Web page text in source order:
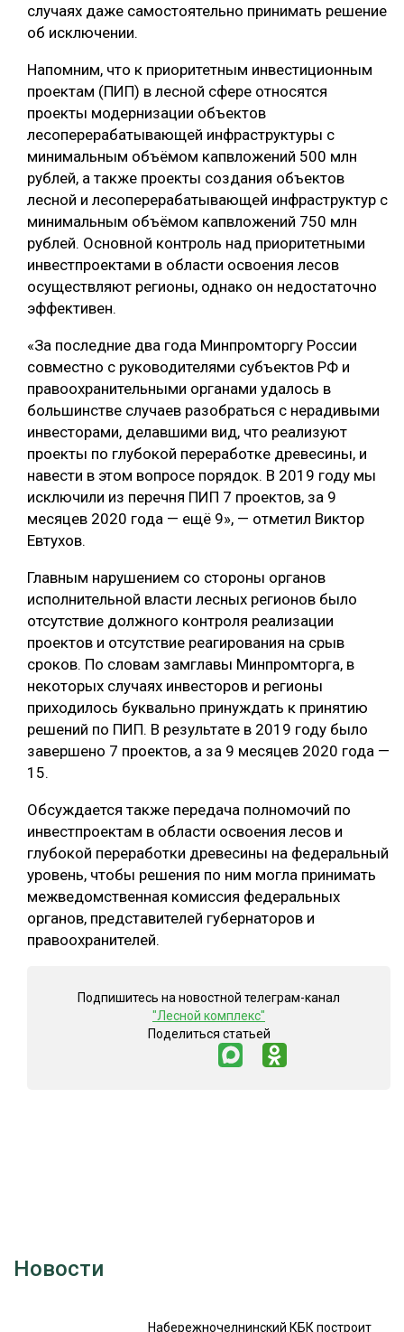
ЛЕСОПИЛЕНИЕ
БЕЗОПАСНОЕ ПРОИЗВОДСТВО
СОРТИРОВКА ДРЕВЕСИНЫ
СУШКА ДРЕВЕСИНЫ
МЕБЕЛЬНОЕ ПРОИЗВОДСТВО
случаях даже самостоятельно принимать решение
об исключении.
Напомним, что к приоритетным инвестиционным
проектам (ПИП) в лесной сфере относятся
проекты модернизации объектов
лесоперерабатывающей инфраструктуры с
минимальным объёмом капвложений 500 млн
рублей, а также проекты создания объектов
лесной и лесоперерабатывающей инфраструктур с
минимальным объёмом капвложений 750 млн
рублей. Основной контроль над приоритетными
инвестпроектами в области освоения лесов
осуществляют регионы, однако он недостаточно
эффективен.
«За последние два года Минпромторгу России
совместно с руководителями субъектов РФ и
правоохранительными органами удалось в
большинстве случаев разобраться с нерадивыми
инвесторами, делавшими вид, что реализуют
проекты по глубокой переработке древесины, и
навести в этом вопросе порядок. В 2019 году мы
исключили из перечня ПИП 7 проектов, за 9
месяцев 2020 года — ещё 9», — отметил Виктор
Евтухов.⠀
Главным нарушением со стороны органов
исполнительной власти лесных регионов было
отсутствие должного контроля реализации
проектов и отсутствие реагирования на срыв
сроков. По словам замглавы Минпромторга, в
некоторых случаях инвесторов и регионы
приходилось буквально принуждать к принятию
решений по ПИП. В результате в 2019 году было
завершено 7 проектов, а за 9 месяцев 2020 года —
15.
Обсуждается также передача полномочий по
инвестпроектам в области освоения лесов и
глубокой переработки древесины на федеральный
уровень, чтобы решения по ним могла принимать
межведомственная комиссия федеральных
органов, представителей губернаторов и
правоохранителей.
Подпишитесь на новостной телеграм-канал
"Лесной комплекс"
Поделиться статьей
Новости
Набережночелнинский КБК построит